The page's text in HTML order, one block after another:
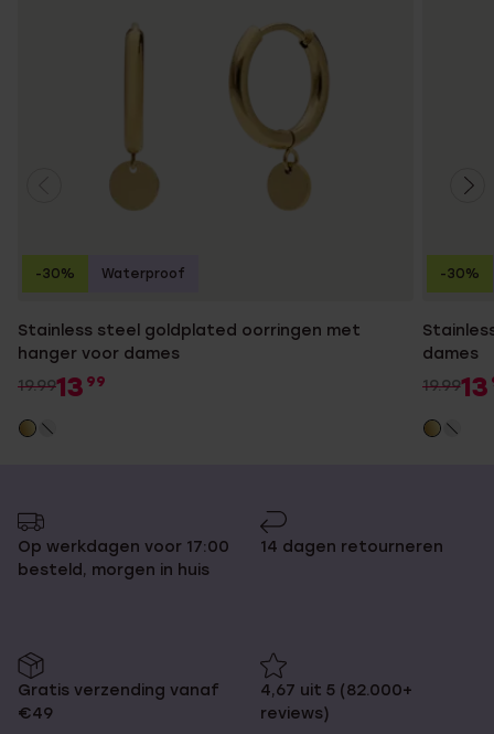
Stainless steel goldplated oorringen met
hanger voor dames
19.9913 99
-30% Waterproof
dames
19.9913
-30%
Op werkdagen voor 17:00
besteld, morgen in huis
14 dagen retourneren
Gratis verzending vanaf
€49
4,67 uit 5 (82.000+
reviews)